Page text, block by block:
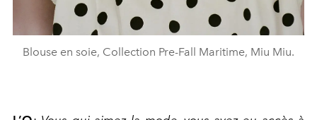
Blouse en soie, Collection Pre-Fall Maritime, Miu Miu.